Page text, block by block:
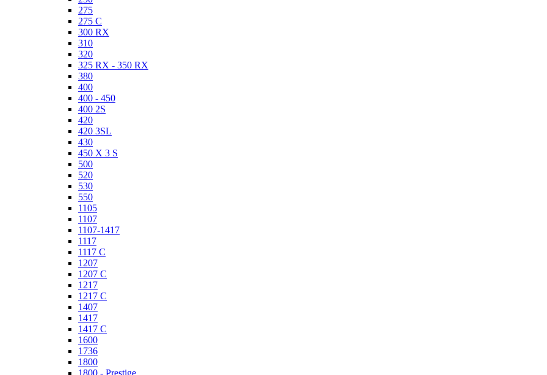
275
275 C
300 RX
310
320
325 RX - 350 RX
380
400
400 - 450
400 2S
420
420 3SL
430
450 X 3 S
500
520
530
550
1105
1107
1107-1417
1117
1117 C
1207
1207 C
1217
1217 C
1407
1417
1417 C
1600
1736
1800